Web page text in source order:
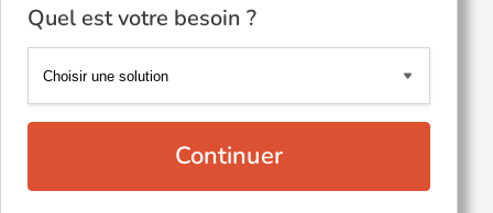
Quel est votre besoin ?
Continuer